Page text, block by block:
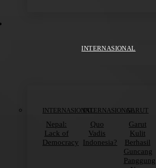
INTERNASIONAL
INTERNASIONAL
Nepal:
Lack of
Democracy
INTERNASIONAL
Quo
Vadis
Indonesia?
GARUT
Garut
Kulit
Berhasil
Guncang
Panggung